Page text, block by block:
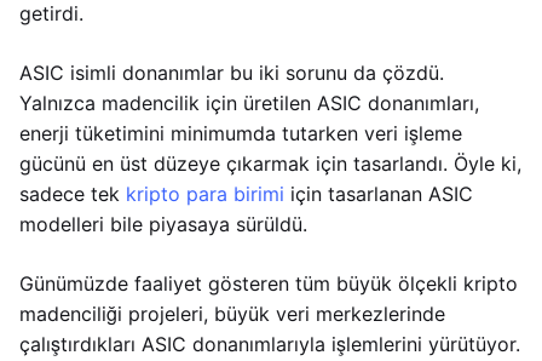
getirdi.
ASIC isimli donanımlar bu iki sorunu da çözdü.
Yalnızca madencilik için üretilen ASIC donanımları,
enerji tüketimini minimumda tutarken veri işleme
gücünü en üst düzeye çıkarmak için tasarlandı. Öyle ki,
sadece tek kripto para birimi için tasarlanan ASIC
modelleri bile piyasaya sürüldü.
Günümüzde faaliyet gösteren tüm büyük ölçekli kripto
madenciliği projeleri, büyük veri merkezlerinde
çalıştırdıkları ASIC donanımlarıyla işlemlerini yürütüyor.